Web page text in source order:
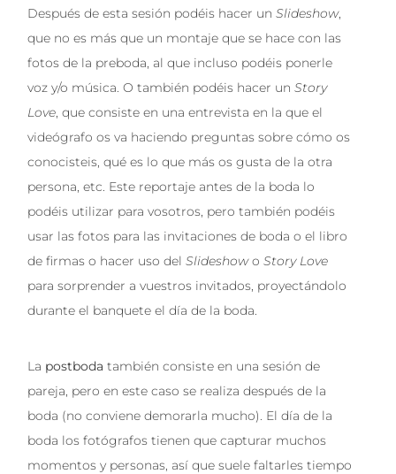
Después de esta sesión podéis hacer un Slideshow,
que no es más que un montaje que se hace con las
fotos de la preboda, al que incluso podéis ponerle
voz y/o música. O también podéis hacer un Story
Love , que consiste en una entrevista en la que el
videógrafo os va haciendo preguntas sobre cómo os
conocisteis, qué es lo que más os gusta de la otra
persona, etc. Este reportaje antes de la boda lo
podéis utilizar para vosotros, pero también podéis
usar las fotos para las invitaciones de boda o el libro
de firmas o hacer uso del Slideshowo Story Love
para sorprender a vuestros invitados, proyectándolo
durante el banquete el día de la boda.
La postboda también consiste en una sesión de
pareja, pero en este caso se realiza después de la
boda (no conviene demorarla mucho). El día de la
boda los fotógrafos tienen que capturar muchos
momentos y personas, así que suele faltarles tiempo